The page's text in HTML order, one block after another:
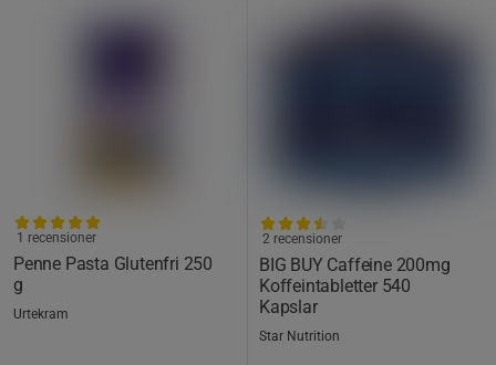
Penne Pasta Glutenfri 250
g
1 recensioner
Urtekram
BIG BUY Caffeine 200mg
Koffeintabletter 540
Kapslar
2 recensioner
Star Nutrition